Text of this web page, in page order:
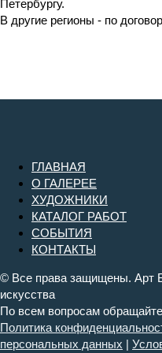
Петербургу.
В другие регионы - по
ГЛАВНАЯ
О ГАЛЕРЕЕ
ХУДОЖНИКИ
КАТАЛОГ РАБОТ
СОБЫТИЯ
КОНТАКТЫ
© Все права защищены. Арт
искусства
По всем вопросам
Политика
персональных данных |